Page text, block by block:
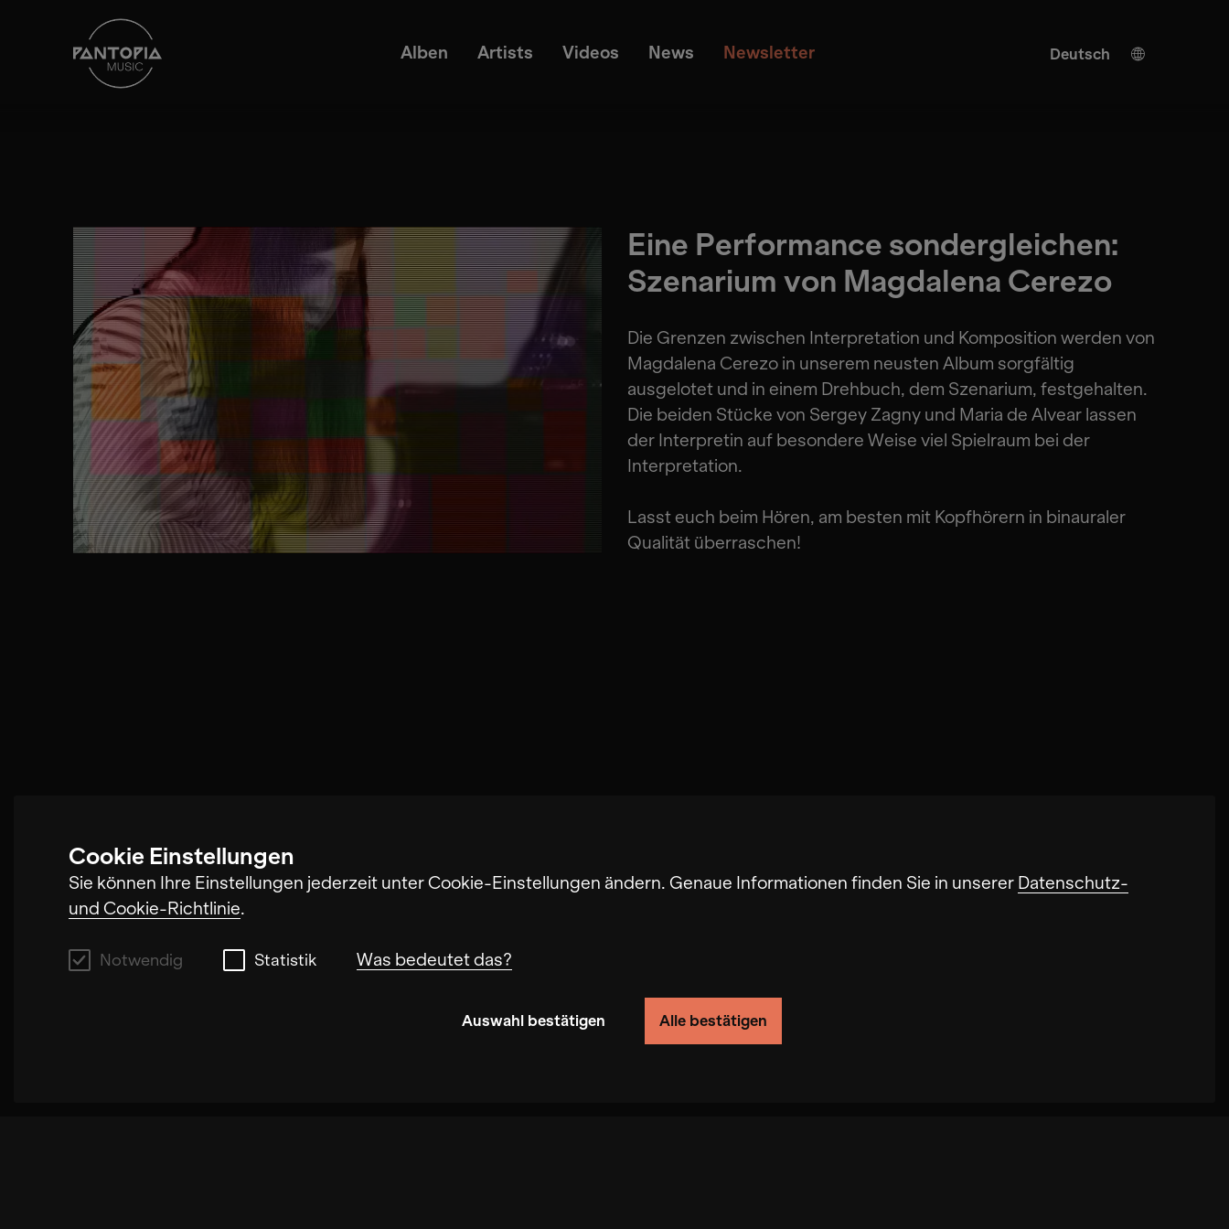
Alben Artists Videos News Newsletter
Deutsch
Ukrainian
Italian
Chinese
Cookie Einstellungen
Sie können Ihre Einstellungen jederzeit unter Cookie-Einstellungen ändern. Genaue Informationen finden Sie in unserer Datenschutz-
und Cookie-Richtlinie.
Notwendig Statistik Was bedeutet das?
Auswahl bestätigen Alle bestätigen
Eine Performance sondergleichen:
Szenarium von Magdalena Cerezo
Die Grenzen zwischen Interpretation und Komposition werden von
Magdalena Cerezo in unserem neusten Album sorgfältig
ausgelotet und in einem Drehbuch, dem Szenarium, festgehalten.
Die beiden Stücke von Sergey Zagny und Maria de Alvear lassen
der Interpretin auf besondere Weise viel Spielraum bei der
Interpretation.
Lasst euch beim Hören, am besten mit Kopfhörern in binauraler
Qualität überraschen!